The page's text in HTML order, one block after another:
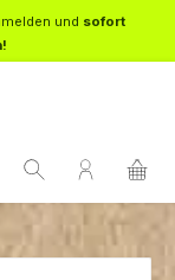
und sofort